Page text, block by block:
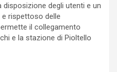
degli utenti e un
rispettoso delle
il collegamento
e la stazione di Pioltello